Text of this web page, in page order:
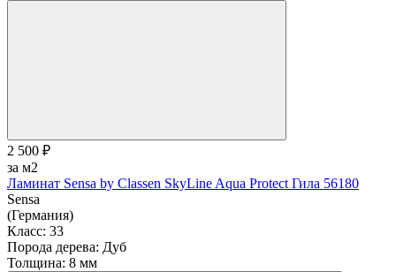
2 500 ₽
за м2
Ламинат Sensa by Classen SkyLine Aqua Protect Гила 56180
Sensa
(Германия)
Класс: 33
Порода дерева: Дуб
Толщина: 8 мм